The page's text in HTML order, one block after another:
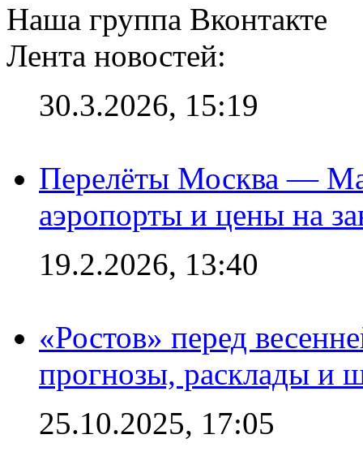
Наша группа Вконтакте
Лента новостей:
30.3.2026, 15:19
Перелёты Москва —
аэропорты и цены на
19.2.2026, 13:40
«Ростов» перед
прогнозы, расклады и
25.10.2025, 17:05